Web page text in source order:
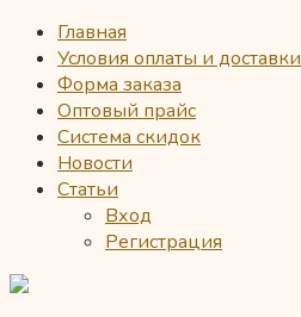
Главная
Условия оплаты и доставки
Форма заказа
Оптовый прайс
Система скидок
Новости
Статьи
Вход
Регистрация